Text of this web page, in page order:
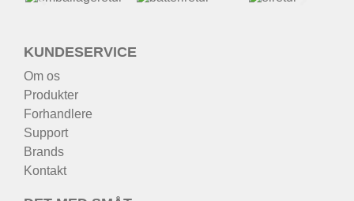
KUNDESERVICE
Om os
Produkter
Forhandlere
Support
Brands
Kontakt